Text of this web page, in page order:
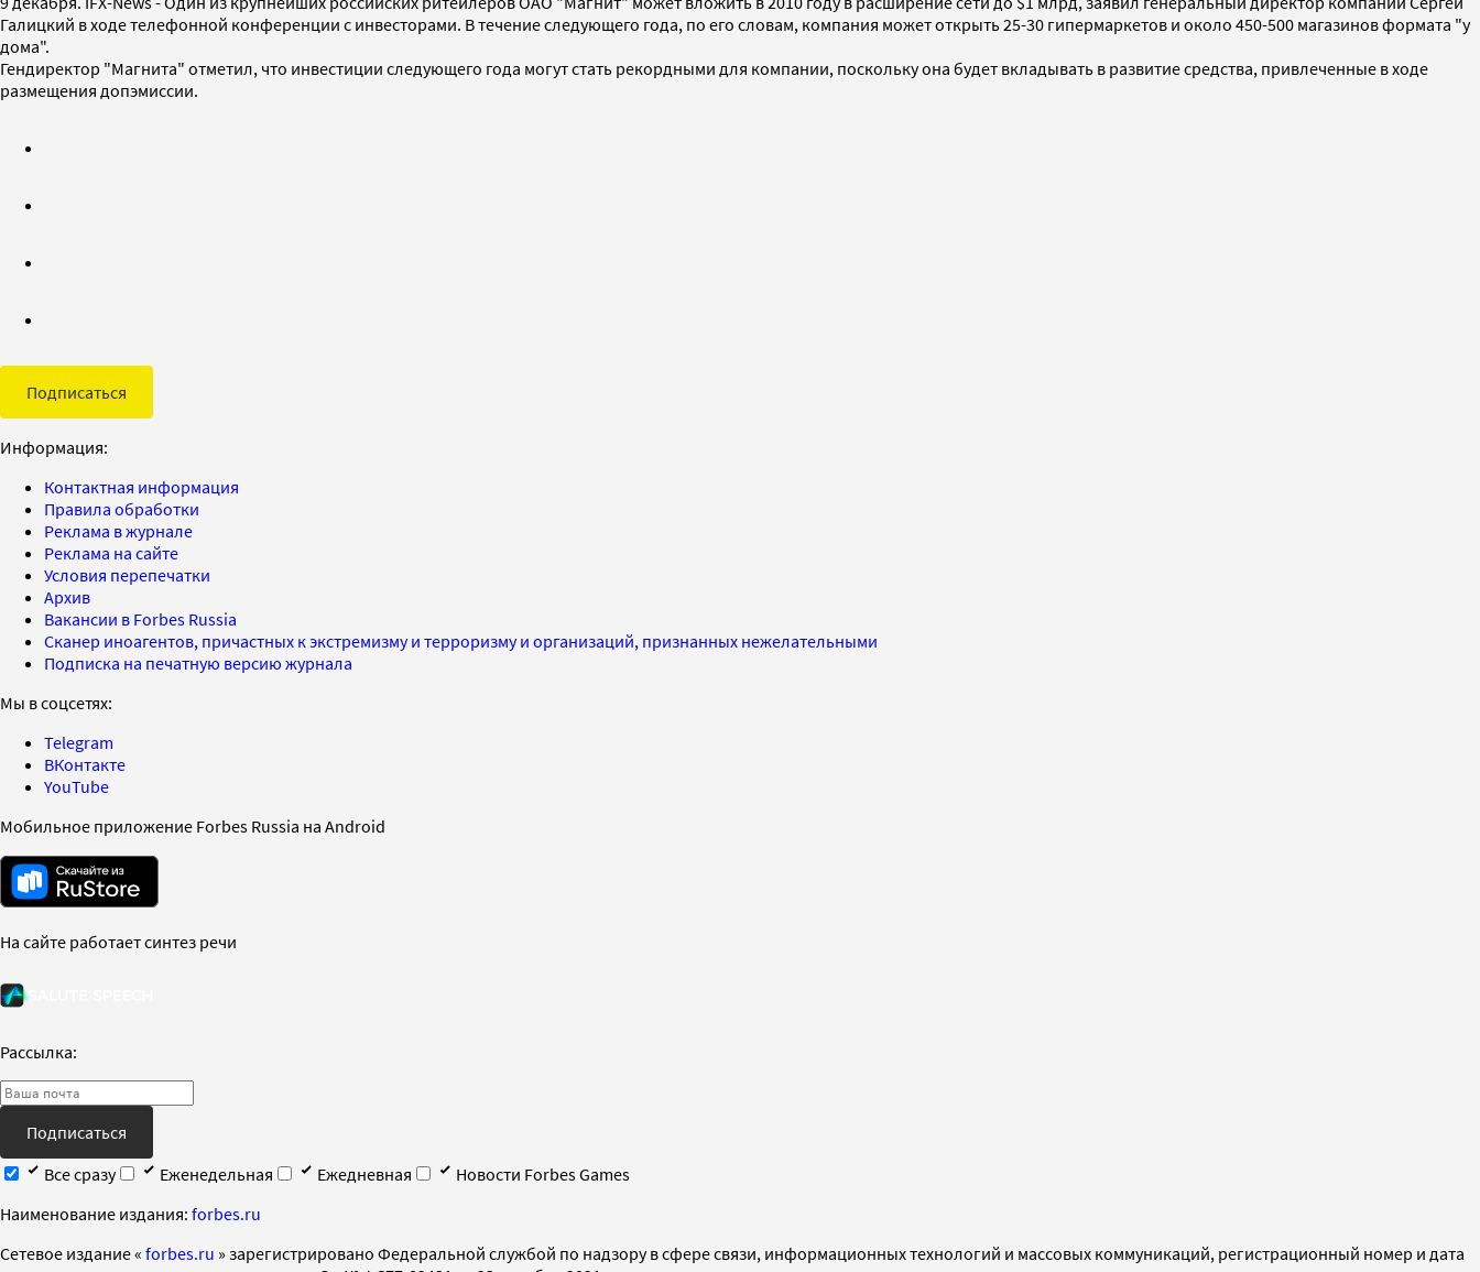
Галицкий в ходе телефонной конференции с инвесторами. В течение следующего года, по его словам, компания может открыть 25-30 гипермаркетов и около 450-500 магазинов формата "у
дома".
Гендиректор "Магнита" отметил, что инвестиции следующего года могут стать рекордными для компании, поскольку она будет вкладывать в развитие средства, привлеченные в ходе
размещения допэмиссии.
Подписаться
Информация:
Контактная информация
Правила обработки
Реклама в журнале
Реклама на сайте
Условия перепечатки
Архив
Вакансии в Forbes Russia
Сканер иноагентов, причастных к экстремизму и терроризму и организаций, признанных нежелательными
Подписка на печатную версию журнала
Мы в соцсетях:
Telegram
ВКонтакте
YouTube
Мобильное приложение Forbes Russia на Android
На сайте работает синтез речи
Рассылка:
Подписаться
Все сразу
Еженедельная Ежедневная
Новости Forbes Games
Наименование издания: forbes.ru
Cетевое издание « forbes.ru » зарегистрировано Федеральной службой по надзору в сфере связи, информационных технологий и массовых коммуникаций, регистрационный номер и дата